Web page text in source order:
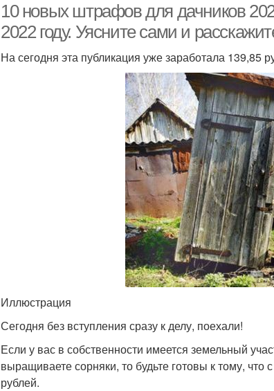
10 новых штрафов для дачников
2022 году. Уясните сами и
На сегодня эта публикация уже заработала 139,85
Иллюстрация
Сегодня без вступления сразу к делу, поехали!
Если у вас в собственности имеется земельный
выращиваете сорняки, то будьте готовы к тому,
рублей.